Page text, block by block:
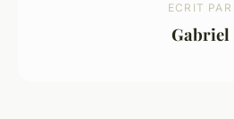
ECRIT PAR
Gabriel